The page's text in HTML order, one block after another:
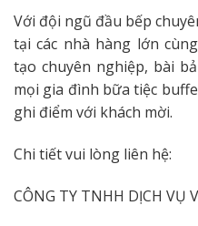
Với đội ngũ đầu bếp
tại các nhà hàng lớn
tạo chuyên nghiệp, bài
mọi gia đình bữa tiệc
ghi điểm với khách mời.
Chi tiết vui lòng liên hệ:
CÔNG TY TNHH DỊCH VỤ